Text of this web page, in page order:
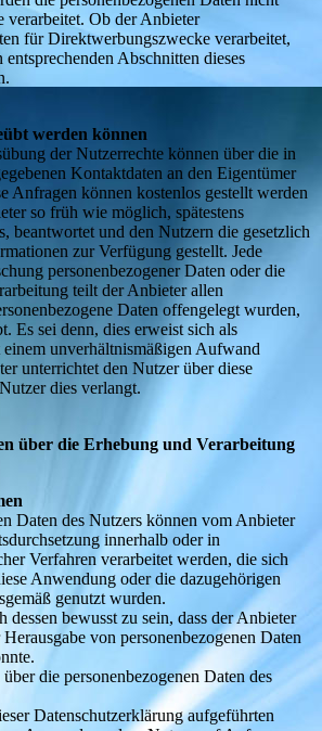
verarbeitet. Ob der Anbieter
für Direktwerbungszwecke verarbeitet,
Abschnitten dieses
werden können
der Nutzerrechte können über die in
Kontaktdaten an den Eigentümer
Anfragen können kostenlos gestellt werden
so früh wie möglich, spätestens
beantwortet und den Nutzern die gesetzlich
zur Verfügung gestellt. Jede
personenbezogener Daten oder die
teilt der Anbieter allen
Daten offengelegt wurden,
Es sei denn, dies erweist sich als
unverhältnismäßigen Aufwand
unterrichtet den Nutzer über diese
dies verlangt.
über die Erhebung und Verarbeitung
Daten des Nutzers können vom Anbieter
innerhalb oder in
Verfahren verarbeitet werden, die sich
Anwendung oder die dazugehörigen
genutzt wurden.
dessen bewusst zu sein, dass der Anbieter
von personenbezogenen Daten
die personenbezogenen Daten des
Datenschutzerklärung aufgeführten